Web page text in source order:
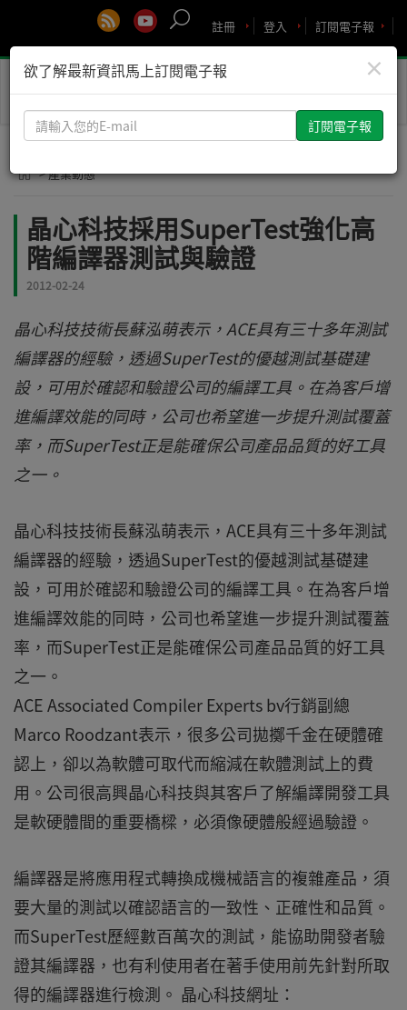
訂閱電子報
登入
註冊
Toggle
> 產業動態
晶心科技採用SuperTest強化高
階編譯器測試與驗證
2012-02-24
晶心科技技術長蘇泓萌表示，ACE具有三十多年測試
編譯器的經驗，透過SuperTest的優越測試基礎建
設，可用於確認和驗證公司的編譯工具。在為客戶增
進編譯效能的同時，公司也希望進一步提升測試覆蓋
率，而SuperTest正是能確保公司產品品質的好工具
之一。
晶心科技技術長蘇泓萌表示，ACE具有三十多年測試
編譯器的經驗，透過SuperTest的優越測試基礎建
設，可用於確認和驗證公司的編譯工具。在為客戶增
進編譯效能的同時，公司也希望進一步提升測試覆蓋
率，而SuperTest正是能確保公司產品品質的好工具
之一。
ACE Associated Compiler Experts bv行銷副總
Marco Roodzant表示，很多公司拋擲千金在硬體確
認上，卻以為軟體可取代而縮減在軟體測試上的費
用。公司很高興晶心科技與其客戶了解編譯開發工具
是軟硬體間的重要橋樑，必須像硬體般經過驗證。
編譯器是將應用程式轉換成機械語言的複雜產品，須
要大量的測試以確認語言的一致性、正確性和品質。
而SuperTest歷經數百萬次的測試，能協助開發者驗
證其編譯器，也有利使用者在著手使用前先針對所取
得的編譯器進行檢測。 晶心科技網址：
×
欲了解最新資訊馬上訂閱電子報
請
輸
您
E-
mail